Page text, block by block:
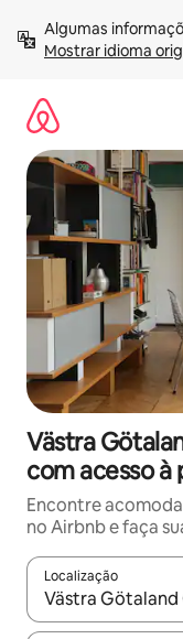
para
Mostrar idioma
Västra
com acesso à
Encontre
no Airbnb e faça
Localização
Quando os